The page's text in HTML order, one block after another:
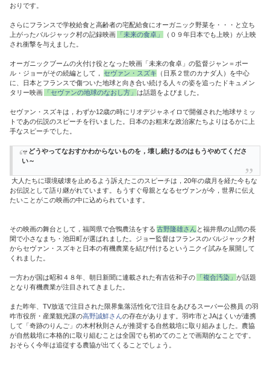
おりです。
さらにフランスで学校給食と高齢者の宅配給食にオーガニック野菜を・・・と立ち
上がったバルジャック村の記録映画
「未来の食卓」
（０９年日本でも上映）が上映
され衝撃を与えました。
オーガニックブームの火付け役となった映画「未来の食卓」の監督ジャン＝ポー
ル・ジョーがその続編として，
セヴァン・スズキ （日系２世のカナダ人）を中心
に、日本とフランスで傷ついた地球と向き合い続ける人々の姿を追ったドキュメン
タリー映画
「セヴァンの地球のなおし方」 は話題をよびました。
セヴァン・スズキは，わずか12歳の時にリオデジャネイロで開催された地球サミッ
トであの伝説のスピーチを行いました。日本のお粗末な政治家たちよりはるかに上
手なスピーチでした。
～どうやってなおすかわからないものを，壊し続けるのはもうやめてくださ
い～
大人たちに環境破壊を止めるよう訴えたこのスピーチは，20年の歳月を経た今もな
お伝説として語り継がれています。もうすぐ母親となるセヴァンが今，世界に伝え
たいことがこの映画の中に込められています。
その映画の舞台として，福岡県で合鴨農法をする 古野隆雄さん と福井県の山間の長
閑で小さなまち・池田町が選ばれました。ジョー監督はフランスのバルジャック村
からセヴァン・スズキと日本の有機農業を結び付けるというニクイ試みを展開して
くれました。
一方わが国は昭和４８年、朝日新聞に連載された有吉佐和子の 「複合汚染」 が話題
となり有機農業が注目されてきました。
また昨年、TV放送で注目された限界集落活性化で注目をあびるスーパー公務員 の羽
咋市役所・産業観光課の高野誠鮮さんの存在があります。羽咋市とJAはくいが連携
して「奇跡のりんご」の木村秋則さんが推奨する自然栽培に取り組みました。農協
が自然栽培に本格的に取り組むことは全国でも初めてのことで画期的なことです。
おそらく今年は追従する農協が出てくることでしょう。